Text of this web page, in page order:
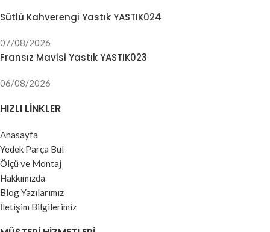
Sütlü Kahverengi Yastık YASTIK024
07/08/2026
Fransız Mavisi Yastık YASTIK023
06/08/2026
HIZLI LINKLER
Anasayfa
Yedek Parça Bul
Ölçü ve Montaj
Hakkımızda
Blog Yazılarımız
İletişim Bilgilerimiz